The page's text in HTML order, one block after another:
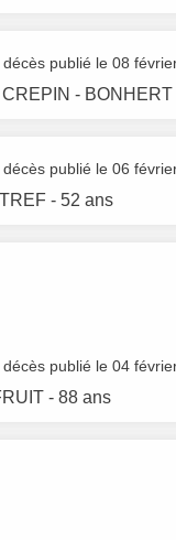
décès publié le 08
CREPIN - BONHERT
décès publié le 06
TREF - 52 ans
décès publié le 04
- 88 ans